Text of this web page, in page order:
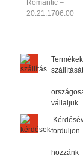
Termékek
szállítását
vállaljuk
forduljon
hozzánk